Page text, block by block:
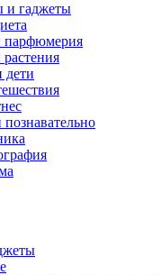
и гаджеты
парфюмерия
дети